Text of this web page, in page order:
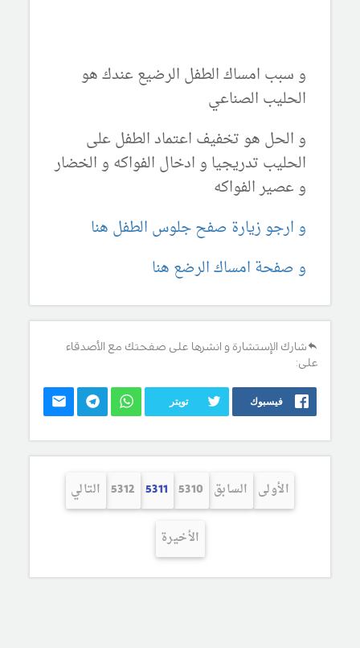
و سبب امساك الطفل الرضيع عندك هو
الحليب الصناعي
و الحل هو تخفيف اعتماد الطفل على
الحليب تدريجيا و ادخال الفواكه و الخضار
و عصير الفواكه
و ارجو زيارة صفح جلوس الطفل هنا
و صفحة امساك الرضع هنا
شارك الإستشارة و انشرها على صفحتك مع الأصدقاء
على:
فيسبوك تويتر
الأولى السابق 5310
5311
5312 التالي
الأخيرة